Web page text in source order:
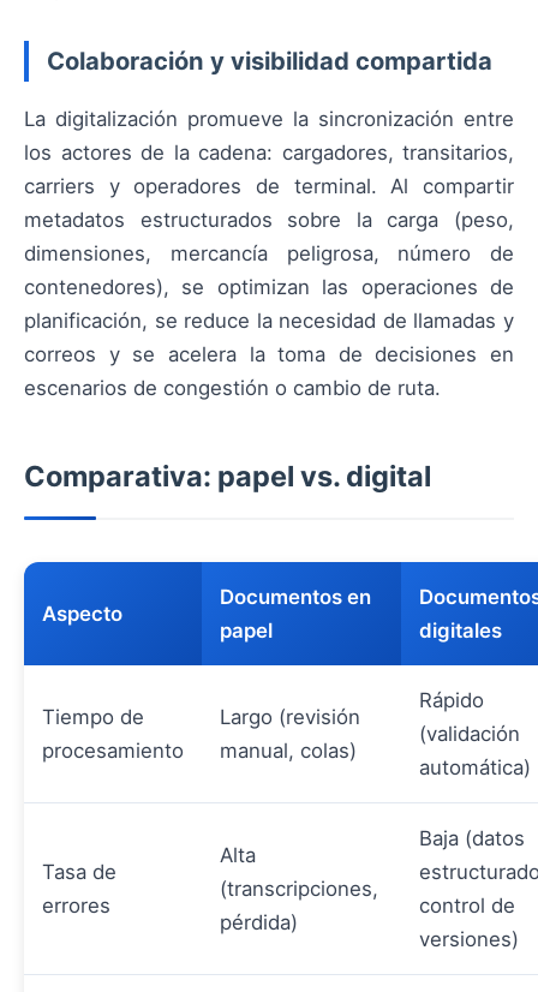
Colaboración y visibilidad compartida
La digitalización promueve la sincronización entre
los actores de la cadena: cargadores, transitarios,
carriers y operadores de terminal. Al compartir
metadatos estructurados sobre la carga (peso,
dimensiones, mercancía peligrosa, número de
contenedores), se optimizan las operaciones de
planificación, se reduce la necesidad de llamadas y
correos y se acelera la toma de decisiones en
escenarios de congestión o cambio de ruta.
Comparativa: papel vs. digital
Aspecto
Documentos en
papel
digitales
Tiempo de
procesamiento
Largo (revisión
manual, colas)
Rápido
(validación
automática)
Tasa de
errores
Alta
(transcripciones,
pérdida)
Baja (datos
control de
versiones)